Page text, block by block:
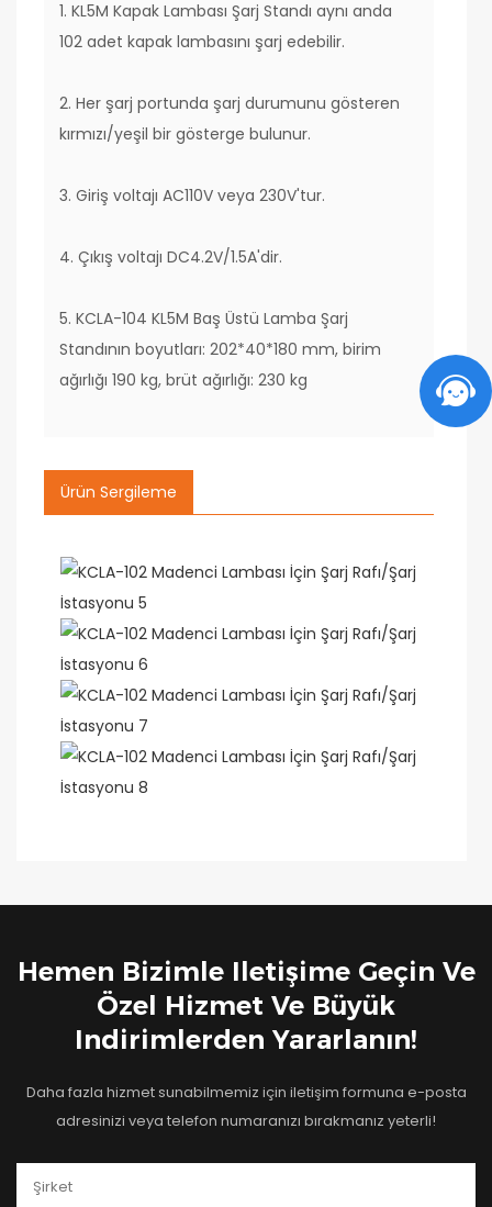
1. KL5M Kapak Lambası Şarj Standı aynı anda
102 adet kapak lambasını şarj edebilir.
2. Her şarj portunda şarj durumunu gösteren
kırmızı/yeşil bir gösterge bulunur.
3. Giriş voltajı AC110V veya 230V'tur.
4. Çıkış voltajı DC4.2V/1.5A'dir.
5. KCLA-104 KL5M Baş Üstü Lamba Şarj
Standının boyutları: 202*40*180 mm, birim
ağırlığı 190 kg, brüt ağırlığı: 230 kg
Ürün Sergileme
Hemen Bizimle Iletişime Geçin Ve
Özel Hizmet Ve Büyük
Indirimlerden Yararlanın!
Daha fazla hizmet sunabilmemiz için iletişim formuna e-posta
adresinizi veya telefon numaranızı bırakmanız yeterli!
Şirket